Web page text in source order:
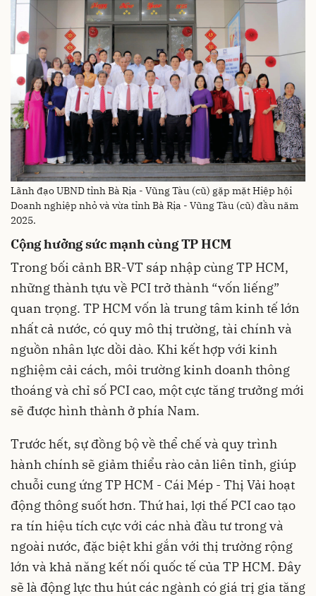
Lãnh đạo UBND tỉnh Bà Rịa - Vũng Tàu (cũ) gặp mặt Hiệp hội
Doanh nghiệp nhỏ và vừa tỉnh Bà Rịa - Vũng Tàu (cũ) đầu năm
2025.
Cộng hưởng sức mạnh cùng TP HCM
Trong bối cảnh BR-VT sáp nhập cùng TP HCM,
những thành tựu về PCI trở thành “vốn liếng”
quan trọng. TP HCM vốn là trung tâm kinh tế lớn
nhất cả nước, có quy mô thị trường, tài chính và
nguồn nhân lực dồi dào. Khi kết hợp với kinh
nghiệm cải cách, môi trường kinh doanh thông
thoáng và chỉ số PCI cao, một cực tăng trưởng mới
sẽ được hình thành ở phía Nam.
Trước hết, sự đồng bộ về thể chế và quy trình
hành chính sẽ giảm thiểu rào cản liên tỉnh, giúp
chuỗi cung ứng TP HCM - Cái Mép - Thị Vải hoạt
động thông suốt hơn. Thứ hai, lợi thế PCI cao tạo
ra tín hiệu tích cực với các nhà đầu tư trong và
ngoài nước, đặc biệt khi gắn với thị trường rộng
lớn và khả năng kết nối quốc tế của TP HCM. Đây
sẽ là động lực thu hút các ngành có giá trị gia tăng